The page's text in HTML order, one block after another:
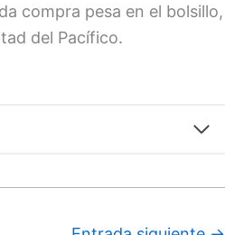
compra pesa en el bolsillo,
del Pacífico.